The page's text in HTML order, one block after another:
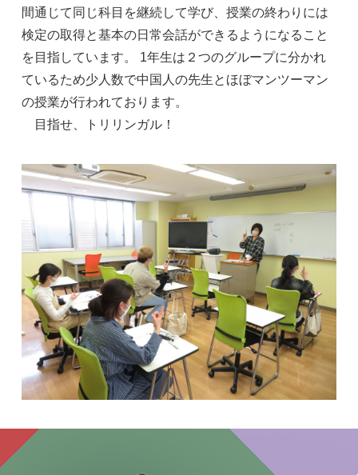
間通じて同じ科目を継続して学び、授業の終わりには
検定の取得と基本の日常会話ができるようになること
を目指しています。 1年生は２つのグループに分かれ
ているため少人数で中国人の先生とほぼマンツーマン
の授業が行われております。
目指せ、トリリンガル！